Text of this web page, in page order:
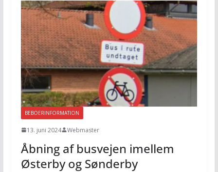
BEBOERINFORMATION
13. juni 2024 Webmaster
Åbning af busvejen imellem
Østerby og Sønderby